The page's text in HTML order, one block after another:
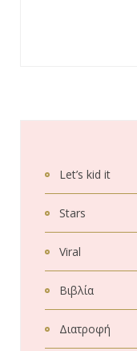
Let’s kid it
Stars
Viral
Βιβλία
Διατροφή